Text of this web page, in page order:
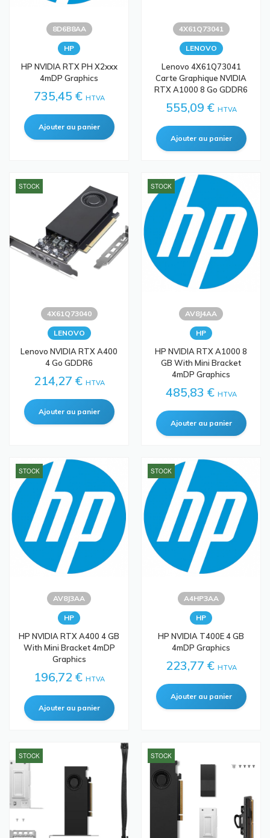
8D6B8AA
HP
HP NVIDIA RTX PH X2xxx
4mDP Graphics
735,45 € HTVA
4X61Q73041
LENOVO
Lenovo 4X61Q73041
Carte Graphique NVIDIA
RTX A1000 8 Go GDDR6
555,09 € HTVA
STOCK
4X61Q73040
LENOVO
Lenovo NVIDIA RTX A400
4 Go GDDR6
214,27 € HTVA
STOCK
AV8J4AA
HP
HP NVIDIA RTX A1000 8
GB With Mini Bracket
4mDP Graphics
485,83 € HTVA
STOCK
AV8J3AA
HP
HP NVIDIA RTX A400 4 GB
With Mini Bracket 4mDP
Graphics
196,72 € HTVA
STOCK
A4HP3AA
HP
HP NVIDIA T400E 4 GB
4mDP Graphics
223,77 € HTVA
STOCK STOCK